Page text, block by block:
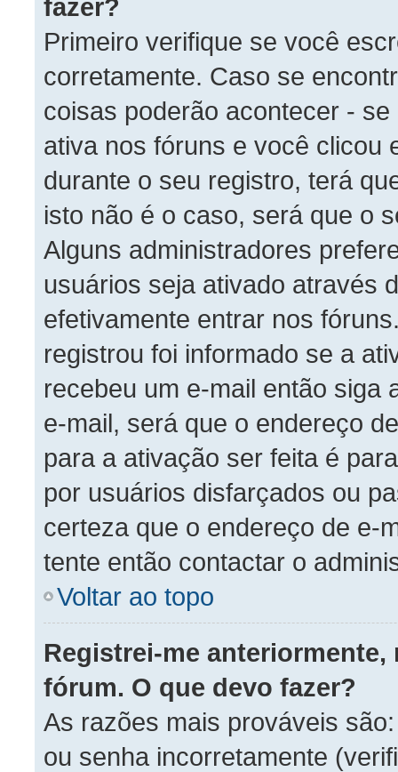
fazer?
Primeiro verifique se você
corretamente. Caso se
coisas poderão acontecer -
ativa nos fóruns e você clicou
durante o seu registro, terá
isto não é o caso, será que o
Alguns administradores
usuários seja ativado através
efetivamente entrar nos
registrou foi informado se a
recebeu um e-mail então siga
e-mail, será que o endereço
para a ativação ser feita é
por usuários disfarçados ou
certeza que o endereço de e-
tente então contactar o
Voltar ao topo
Registrei-me
fórum. O que devo fazer?
As razões mais prováveis
ou senha incorretamente